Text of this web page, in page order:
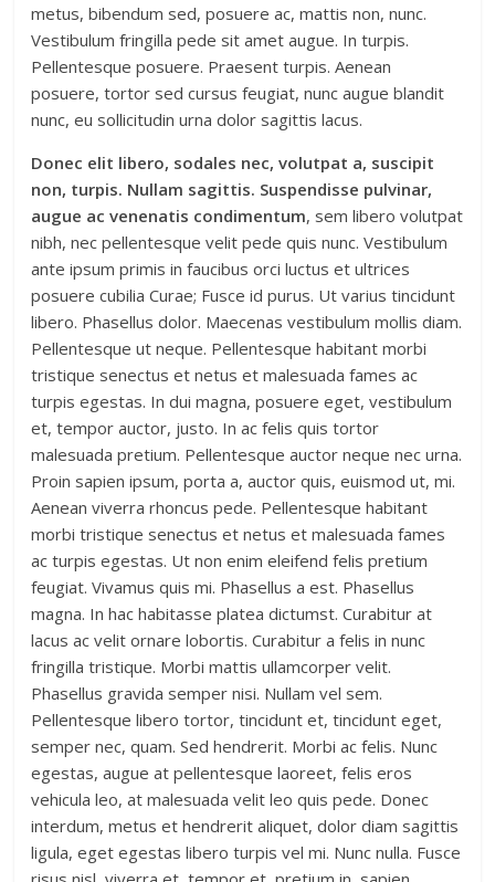
metus, bibendum sed, posuere ac, mattis non, nunc.
Vestibulum fringilla pede sit amet augue. In turpis.
Pellentesque posuere. Praesent turpis. Aenean
posuere, tortor sed cursus feugiat, nunc augue blandit
nunc, eu sollicitudin urna dolor sagittis lacus.
Donec elit libero, sodales nec, volutpat a, suscipit
non, turpis. Nullam sagittis. Suspendisse pulvinar,
augue ac venenatis condimentum, sem libero volutpat
nibh, nec pellentesque velit pede quis nunc. Vestibulum
ante ipsum primis in faucibus orci luctus et ultrices
posuere cubilia Curae; Fusce id purus. Ut varius tincidunt
libero. Phasellus dolor. Maecenas vestibulum mollis diam.
Pellentesque ut neque. Pellentesque habitant morbi
tristique senectus et netus et malesuada fames ac
turpis egestas. In dui magna, posuere eget, vestibulum
et, tempor auctor, justo. In ac felis quis tortor
malesuada pretium. Pellentesque auctor neque nec urna.
Proin sapien ipsum, porta a, auctor quis, euismod ut, mi.
Aenean viverra rhoncus pede. Pellentesque habitant
morbi tristique senectus et netus et malesuada fames
ac turpis egestas. Ut non enim eleifend felis pretium
feugiat. Vivamus quis mi. Phasellus a est. Phasellus
magna. In hac habitasse platea dictumst. Curabitur at
lacus ac velit ornare lobortis. Curabitur a felis in nunc
fringilla tristique. Morbi mattis ullamcorper velit.
Phasellus gravida semper nisi. Nullam vel sem.
Pellentesque libero tortor, tincidunt et, tincidunt eget,
semper nec, quam. Sed hendrerit. Morbi ac felis. Nunc
egestas, augue at pellentesque laoreet, felis eros
vehicula leo, at malesuada velit leo quis pede. Donec
interdum, metus et hendrerit aliquet, dolor diam sagittis
ligula, eget egestas libero turpis vel mi. Nunc nulla. Fusce